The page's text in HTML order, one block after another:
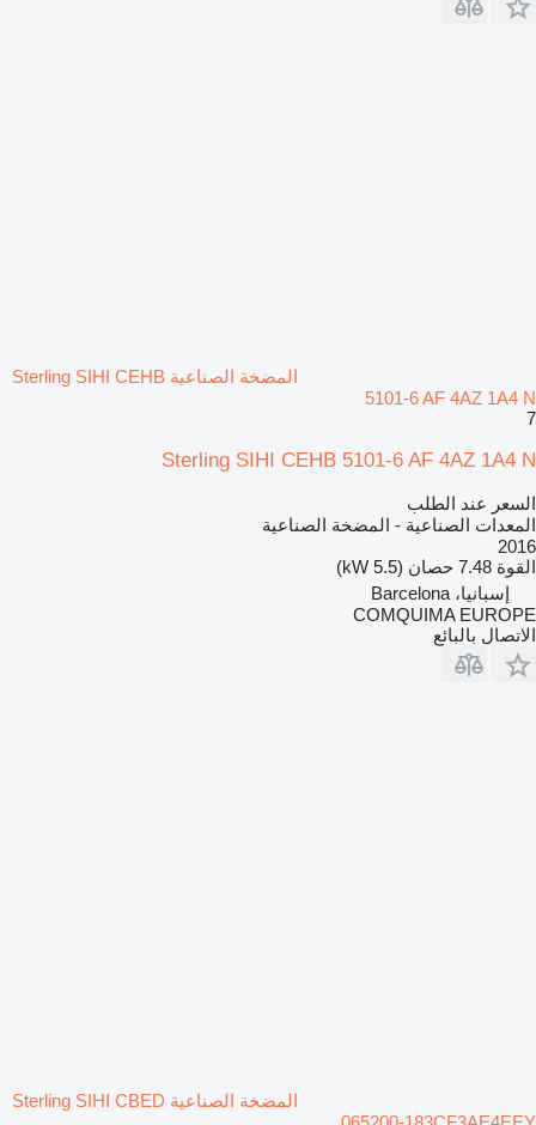
المضخة الصناعية Sterling SIHI CEHB
5101-6 AF 4AZ 1A4 N
7
Sterling SIHI CEHB 5101-6 AF 4AZ 1A4 N
السعر عند الطلب
المعدات الصناعية - المضخة الصناعية
2016
القوة 7.48 حصان (5.5 kW)
إسبانيا، Barcelona
COMQUIMA EUROPE
الاتصال بالبائع
المضخة الصناعية Sterling SIHI CBED